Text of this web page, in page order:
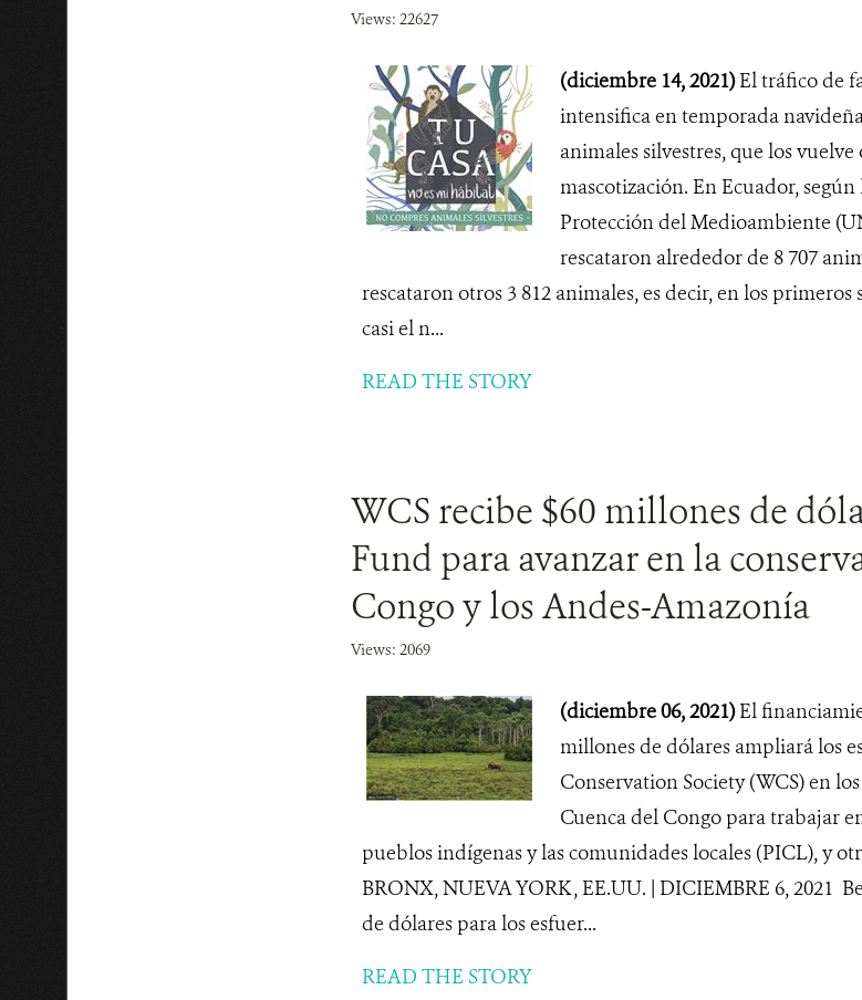
Views: 22627
(diciembre 14, 2021)El tráfico de
intensifica en temporada
animales silvestres, que los
mascotización. En Ecuador,
Protección del Medioambiente
rescataron alrededor de 8 707
rescataron otros 3 812 animales, es decir, en los primeros
casi el n...
READ THE STORY
WCS recibe $60 millones de
Fund para avanzar en la
Congo y los Andes-Amazonía
Views: 2069
(diciembre 06, 2021)El
millones de dólares ampliará los
Conservation Society (WCS) en
Cuenca del Congo para trabajar
pueblos indígenas y las comunidades locales (PICL), y
BRONX, NUEVA YORK , EE.UU. | DICIEMBRE 6, 2021
de dólares para los esfuer...
READ THE STORY